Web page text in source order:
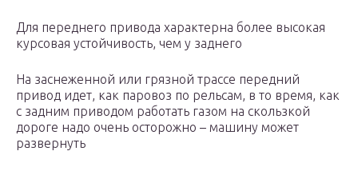
Для переднего привода характерна более высокая
курсовая устойчивость, чем у заднего
На заснеженной или грязной трассе передний
привод идет, как паровоз по рельсам, в то время, как
с задним приводом работать газом на скользкой
дороге надо очень осторожно – машину может
развернуть